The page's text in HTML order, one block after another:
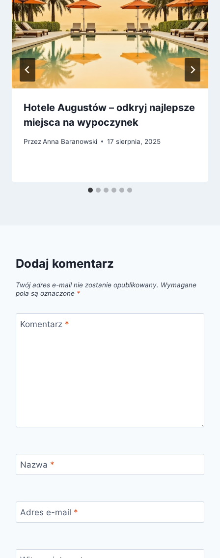
Hotele Augustów – odkryj najlepsze
miejsca na wypoczynek
PrzezAnna Baranowski 17 sierpnia, 2025
Dodaj komentarz
Twój adres e-mail nie zostanie opublikowany. Wymagane
pola są oznaczone *
Komentarz *
Nazwa *
Adres e-mail *